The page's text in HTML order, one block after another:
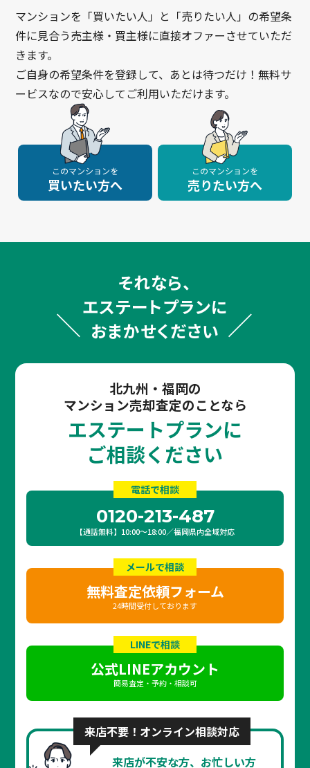
マンションを「買いたい人」と「売りたい人」の希望条
件に見合う売主様・買主様に直接オファーさせていただ
きます。
ご自身の希望条件を登録して、あとは待つだけ！無料サ
ービスなので安心してご利用いただけます。
このマンションを
買いたい方へ
このマンションを
売りたい方へ
それなら、
エステートプランに
おまかせください
北九州・福岡の
マンション売却査定のことなら
エステートプランに
ご相談ください
電話で相談
0120-213-487
【通話無料】10:00〜18:00／福岡県内全域対応
メールで相談
無料査定依頼フォーム
24時間受付しております
LINEで相談
公式LINEアカウント
簡易査定・予約・相談可
来店不要！オンライン相談対応
来店が不安な方、お忙しい方